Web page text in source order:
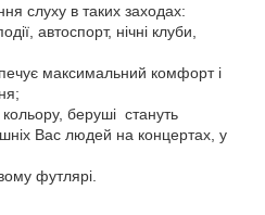
слуху в таких заходах:
автоспорт, нічні клуби,
максимальний комфорт і
беруші стануть
Вас людей на концертах, у
футлярі.